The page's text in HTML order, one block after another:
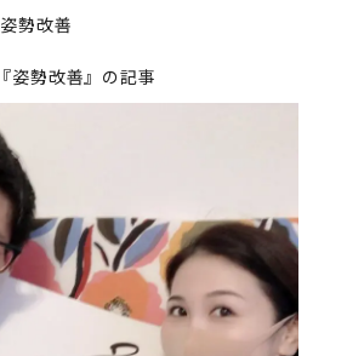
姿勢改善
『姿勢改善』の記事